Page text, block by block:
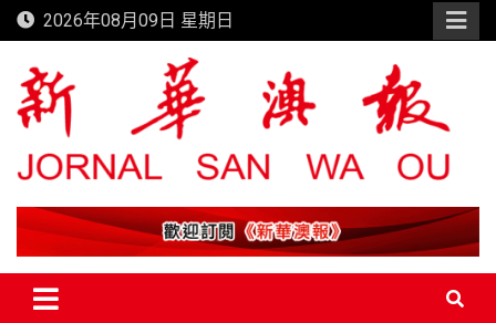
Skip
to
content
2026年08月09日 星期日
新華澳報